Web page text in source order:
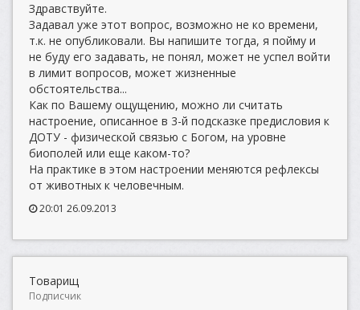
Здравствуйте.
Задавал уже этот вопрос, возможно не ко времени,
т.к. не опубликовали. Вы напишите тогда, я пойму и
не буду его задавать, не понял, может не успел войти
в лимит вопросов, может жизненные
обстоятельства...
Как по Вашему ощущению, можно ли считать
настроение, описанное в 3-й подсказке предисловия к
ДОТУ - физической связью с Богом, на уровне
биополей или еще каком-то?
На практике в этом настроении меняются рефлексы
от животных к человечным.
20:01 26.09.2013
Товарищ
Подписчик